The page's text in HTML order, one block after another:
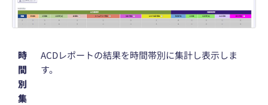
時
間
別
集
ACDレポートの結果を時間帯別に集計し表示しま
す。